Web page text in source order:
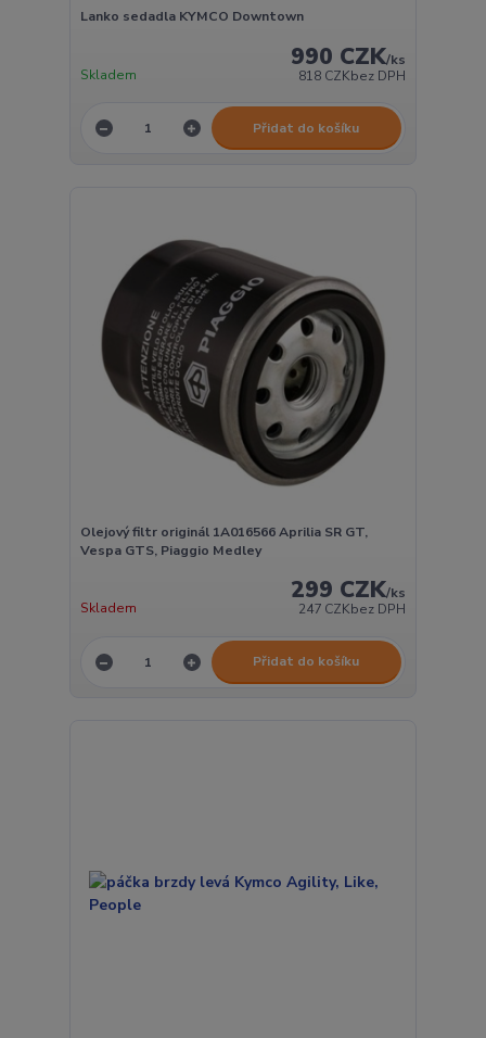
Lanko sedadla KYMCO Downtown
990 CZK/ks
818 CZKbez DPH
Skladem
Přidat do košíku
Olejový filtr originál 1A016566 Aprilia SR GT,
Vespa GTS, Piaggio Medley
299 CZK/ks
247 CZKbez DPH
Skladem
Přidat do košíku